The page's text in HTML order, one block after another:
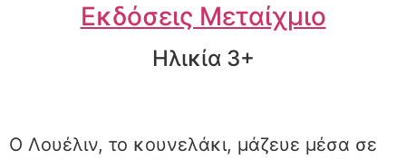
Εκδόσεις Μεταίχμιο
Ηλικία 3+
Ο Λουέλιν, το κουνελάκι, μάζευε μέσα σε